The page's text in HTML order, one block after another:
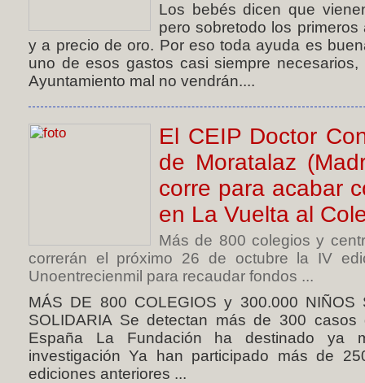
Los bebés dicen que
pero sobretodo los
y a precio de oro. Por eso toda ayuda es
uno de esos gastos casi siempre
Ayuntamiento mal no vendrán....
El CEIP Doctor
de Moratalaz
corre para acabar
en La Vuelta al
Más de 800 colegios y
correrán el próximo 26 de octubre la IV
Unoentrecienmil para recaudar fondos ...
MÁS DE 800 COLEGIOS y 300.000
SOLIDARIA Se detectan más de 300
España La Fundación ha destinado ya
investigación Ya han participado más de
ediciones anteriores ...